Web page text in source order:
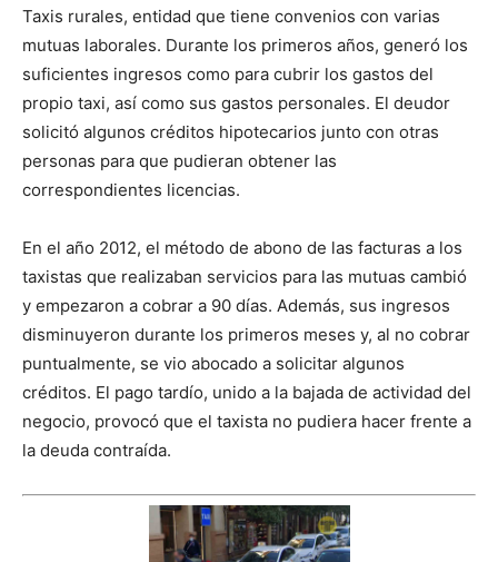
Taxis rurales, entidad que tiene convenios con varias
mutuas laborales. Durante los primeros años, generó los
suficientes ingresos como para cubrir los gastos del
propio taxi, así como sus gastos personales. El deudor
solicitó algunos créditos hipotecarios junto con otras
personas para que pudieran obtener las
correspondientes licencias.
En el año 2012, el método de abono de las facturas a los
taxistas que realizaban servicios para las mutuas cambió
y empezaron a cobrar a 90 días. Además, sus ingresos
disminuyeron durante los primeros meses y, al no cobrar
puntualmente, se vio abocado a solicitar algunos
créditos. El pago tardío, unido a la bajada de actividad del
negocio, provocó que el taxista no pudiera hacer frente a
la deuda contraída.